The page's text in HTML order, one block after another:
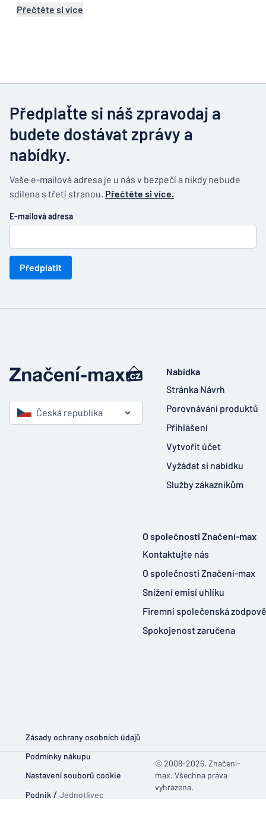
Přečtěte si více
Předplaťte si náš zpravodaj a
budete dostávat zprávy a
nabídky.
Vaše e-mailová adresa je u nás v bezpečí a nikdy nebude
sdílena s třetí stranou. Přečtěte si více.
E-mailová adresa
Předplatit
Česká republika
Nabídka
Stránka Návrh
Porovnávání produktů
Přihlášení
Vytvořit účet
Vyžádat si nabídku
Služby zákazníkům
O společnosti Značení-max
Kontaktujte nás
O společnosti Značení-max
Snížení emisí uhlíku
Firemní společenská
Spokojenost zaručena
Zásady ochrany osobních údajů
Podmínky nákupu
Nastavení souborů cookie
Podnik / Jednotlivec
© 2008-2026, Značení-
max. Všechna práva
vyhrazena.